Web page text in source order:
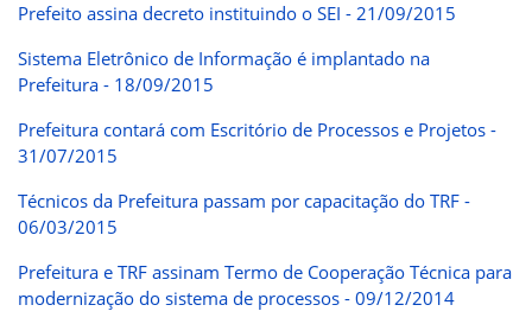
Prefeito assina decreto instituindo o SEI - 21/09/2015
Sistema Eletrônico de Informação é implantado na
Prefeitura - 18/09/2015
Prefeitura contará com Escritório de Processos e Projetos -
31/07/2015
Técnicos da Prefeitura passam por capacitação do TRF -
06/03/2015
Prefeitura e TRF assinam Termo de Cooperação Técnica para
modernização do sistema de processos - 09/12/2014